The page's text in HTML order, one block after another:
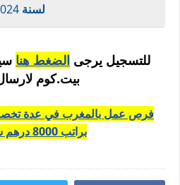
لسنة
للتسجيل يرجى الضغط هنا
بيت.كوم
فرص عمل بالمغرب في عدة
براتب 8000 درهم سجل الان